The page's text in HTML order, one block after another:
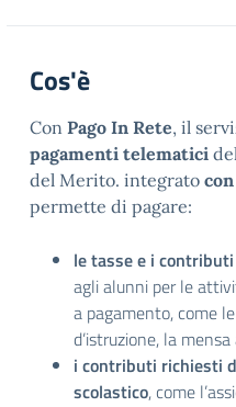
Cos'è
Con Pago In Rete, il
pagamenti telematici
del Merito. integrato
permette di pagare:
le tasse e i
agli alunni per le
a pagamento, come
d’istruzione, la
i contributi richiesti
scolastico, come